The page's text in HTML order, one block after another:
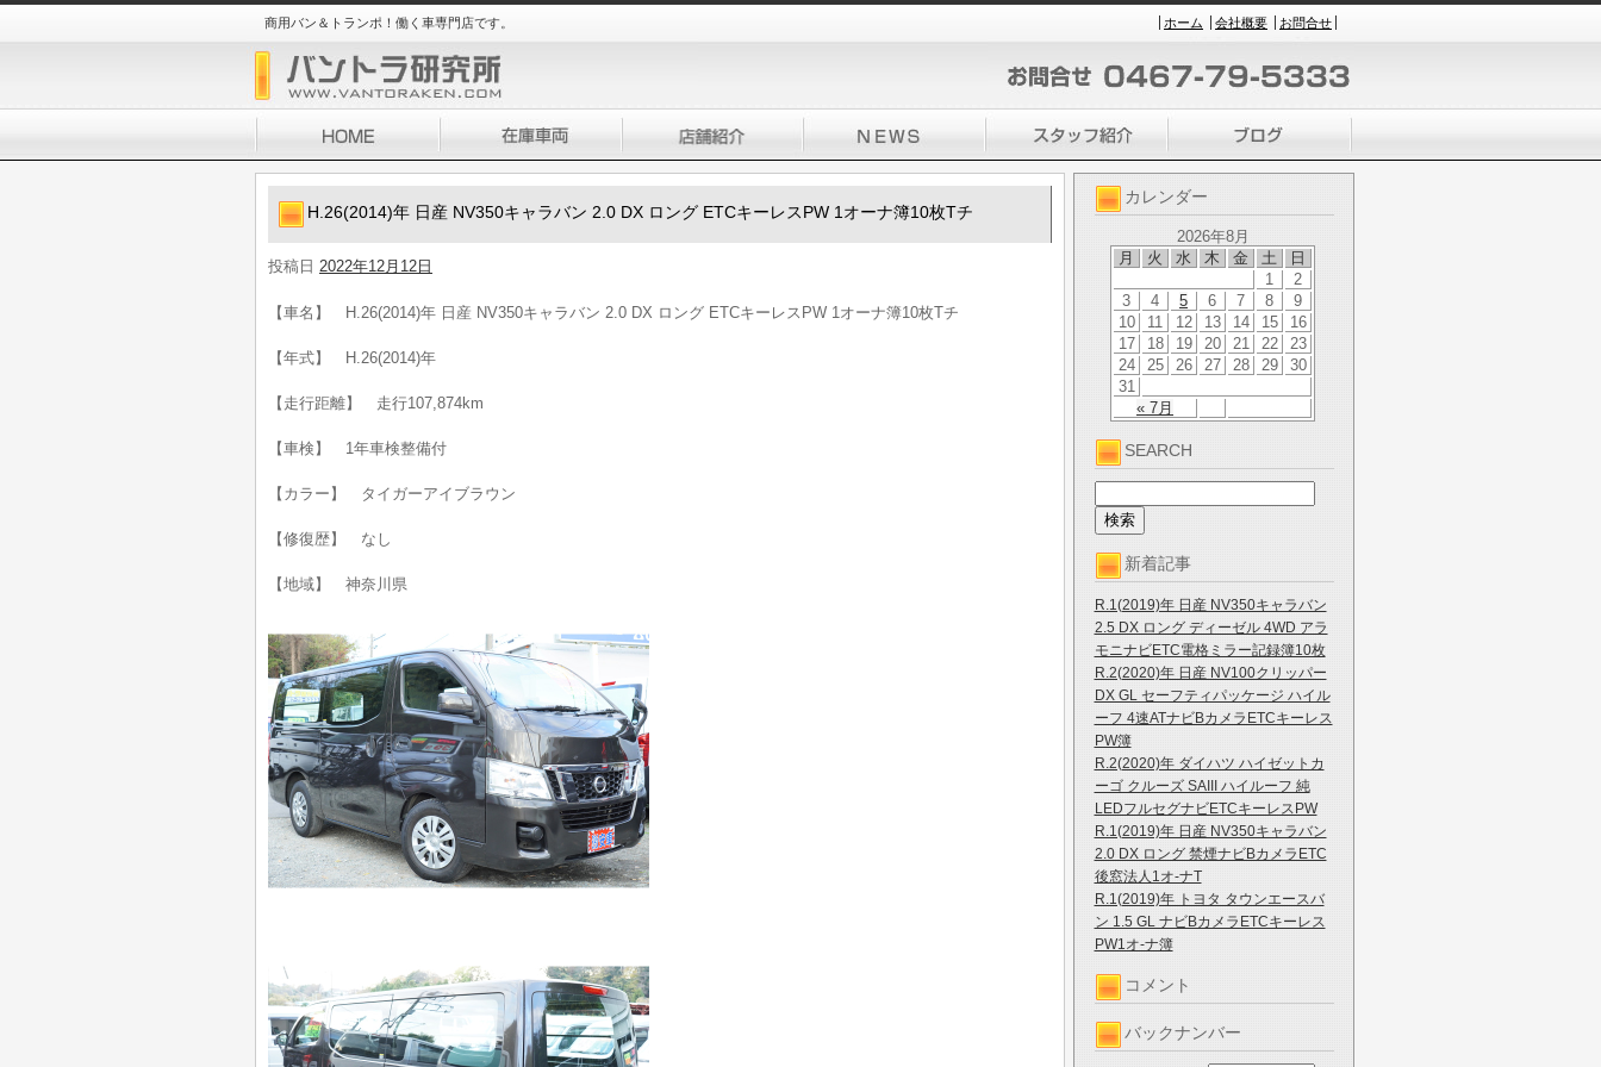
商用バン＆トランポ！働く車専門店です。 ホーム 会社概要 お問合せ
カレンダー
2026年8月
月
火 水 木 金 土 日
« 7月
1
2
3
4 5 6 7 8
9
10
11 12 13 14 15
16
17
18 19 20 21 22
23
24
25 26 27 28 29
30
31
SEARCH
新着記事
R.1(2019)年 日産 NV350キャラバン
2.5 DX ロング ディーゼル 4WD アラ
モニナビETC電格ミラー記録簿10枚
R.2(2020)年 日産 NV100クリッパー
DX GL セーフティパッケージ ハイル
ーフ 4速ATナビBカメラETCキーレス
PW簿
R.2(2020)年 ダイハツ ハイゼットカ
ーゴ クルーズ SAIII ハイルーフ 純
LEDフルセグナビETCキーレスPW
R.1(2019)年 日産 NV350キャラバン
2.0 DX ロング 禁煙ナビBカメラETC
後窓法人1オ-ナT
R.1(2019)年 トヨタ タウンエースバ
ン 1.5 GL ナビBカメラETCキーレス
PW1オ-ナ簿
コメント
バックナンバー
H.26(2014)年 日産 NV350キャラバン 2.0 DX ロング ETCキーレスPW 1オーナ簿10枚Tチ
投稿日 2022年12月12日
【車名】 H.26(2014)年 日産 NV350キャラバン 2.0 DX ロング ETCキーレスPW 1オーナ簿10枚Tチ
【年式】 H.26(2014)年
【走行距離】 走行107,874km
【車検】 1年車検整備付
【カラー】 タイガーアイブラウン
【修復歴】 なし
【地域】 神奈川県